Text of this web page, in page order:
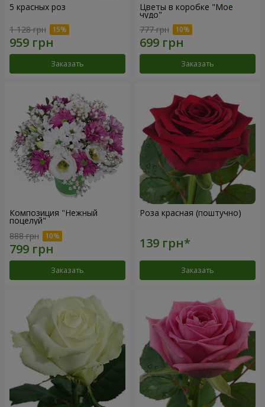
5 красных роз
1 128 грн
Заказать
Цветы в коробке "Мое
чудо"
777 грн
Заказать
Композиция "Нежный
поцелуй"
888 грн
Заказать
Роза красная (поштучно)
Заказать